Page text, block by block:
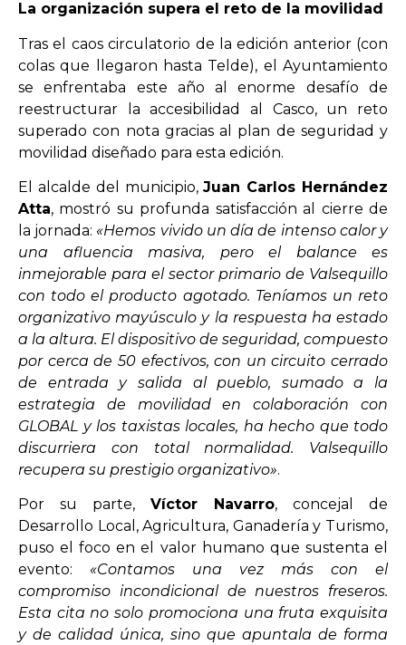
La organización supera el reto de la movilidad
Tras el caos circulatorio de la edición anterior (con
colas que llegaron hasta Telde), el Ayuntamiento
se enfrentaba este año al enorme desafío de
reestructurar la accesibilidad al Casco, un reto
superado con nota gracias al plan de seguridad y
movilidad diseñado para esta edición.
El alcalde del municipio,Juan Carlos Hernández
Atta, mostró su profunda satisfacción al cierre de
la jornada: «Hemos vivido un día de intenso calor y
una afluencia masiva, pero el balance es
inmejorable para el sector primario de Valsequillo
con todo el producto agotado. Teníamos un reto
organizativo mayúsculo y la respuesta ha estado
a la altura. El dispositivo de seguridad, compuesto
por cerca de 50 efectivos, con un circuito cerrado
de entrada y salida al pueblo, sumado a la
estrategia de movilidad en colaboración con
GLOBAL y los taxistas locales, ha hecho que todo
discurriera con total normalidad. Valsequillo
recupera su prestigio organizativo».
Por su parte, Víctor Navarro, concejal de
Desarrollo Local, Agricultura, Ganadería y Turismo,
puso el foco en el valor humano que sustenta el
evento: «Contamos una vez más con el
compromiso incondicional de nuestros freseros.
Esta cita no solo promociona una fruta exquisita
y de calidad única, sino que apuntala de forma